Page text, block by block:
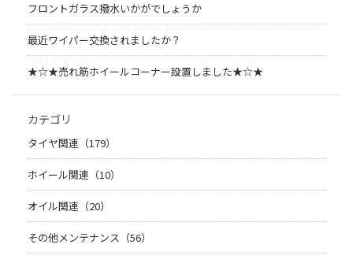
フロントガラス撥水いかがでしょうか
最近ワイパー交換されましたか？
★☆★売れ筋ホイールコーナー設置しました★☆★
カテゴリ
タイヤ関連（179）
ホイール関連（10）
オイル関連（20）
その他メンテナンス（56）